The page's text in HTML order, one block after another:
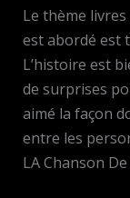
Le thème
est abordé est
L’histoire est
de surprises
aimé la façon
entre les
LA Chanson